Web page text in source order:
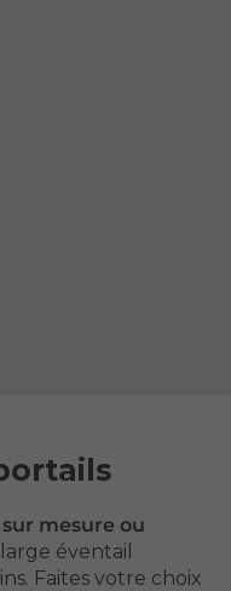
mesure ou
éventail
Faites votre choix